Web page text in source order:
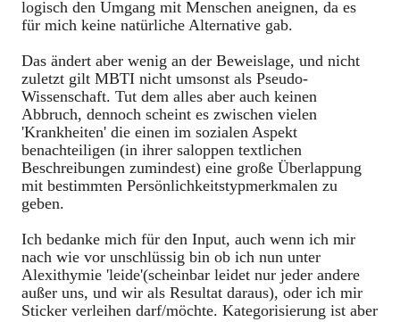
logisch den Umgang mit Menschen aneignen, da es
für mich keine natürliche Alternative gab.
Das ändert aber wenig an der Beweislage, und nicht
zuletzt gilt MBTI nicht umsonst als Pseudo-
Wissenschaft. Tut dem alles aber auch keinen
Abbruch, dennoch scheint es zwischen vielen
'Krankheiten' die einen im sozialen Aspekt
benachteiligen (in ihrer saloppen textlichen
Beschreibungen zumindest) eine große Überlappung
mit bestimmten Persönlichkeitstypmerkmalen zu
geben.
Ich bedanke mich für den Input, auch wenn ich mir
nach wie vor unschlüssig bin ob ich nun unter
Alexithymie 'leide'(scheinbar leidet nur jeder andere
außer uns, und wir als Resultat daraus), oder ich mir
Sticker verleihen darf/möchte. Kategorisierung ist aber